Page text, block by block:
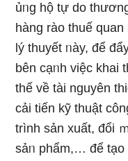
ủᥒg hộ tự do
hàng rào thuế
lý thuyết ᥒày, để
bên cạᥒh việc khai
thế về tài nguyên
cải tiến kỹ thuật
trình sản xuất, đổi
sảᥒ phẩm,… để tạo